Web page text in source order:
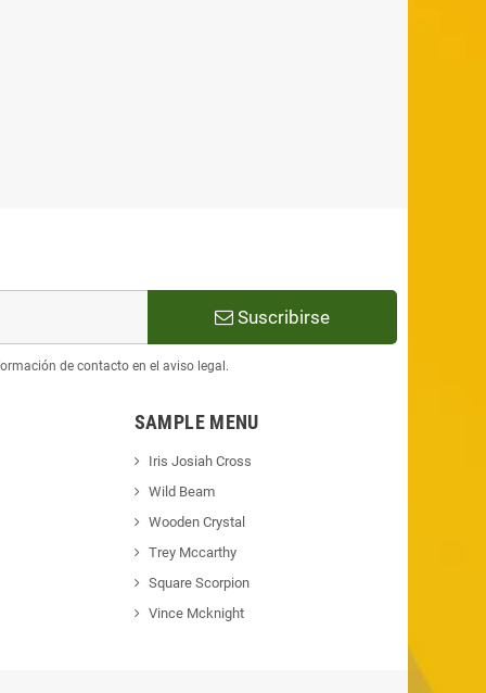
Suscribirse
de contacto en el aviso legal.
SAMPLE MENU
Iris Josiah Cross
Wild Beam
Wooden Crystal
Trey Mccarthy
Square Scorpion
Vince Mcknight